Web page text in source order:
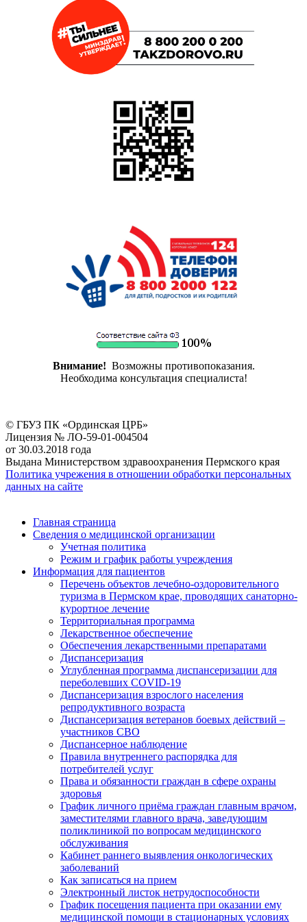
Внимание! Возможны противопоказания.
Необходима консультация специалиста!
© ГБУЗ ПК «Ординская ЦРБ»
Лицензия № ЛО-59-01-004504
от 30.03.2018 года
Выдана Министерством здравоохранения Пермского края
Политика учрежения в отношении обработки персональных
данных на сайте
Главная страница
Сведения о медицинской организации
Учетная политика
Режим и график работы учреждения
Информация для пациентов
Перечень объектов лечебно-оздоровительного
туризма в Пермском крае, проводящих санаторно-
курортное лечение
Территориальная программа
Лекарственное обеспечение
Обеспечения лекарственными препаратами
Диспансеризация
Углубленная программа диспансеризации для
переболевших COVID-19
Диспансеризация взрослого населения
репродуктивного возраста
Диспансеризация ветеранов боевых действий –
участников СВО
Диспансерное наблюдение
Правила внутреннего распорядка для
потребителей услуг
Права и обязанности граждан в сфере охраны
здоровья
График личного приёма граждан главным врачом,
заместителями главного врача, заведующим
поликлиникой по вопросам медицинского
обслуживания
Кабинет раннего выявления онкологических
заболеваний
Как записаться на прием
Электронный листок нетрудоспособности
График посещения пациента при оказании ему
медицинской помощи в стационарных условиях